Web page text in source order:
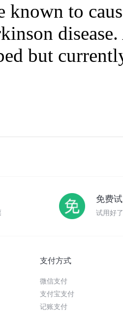
known to
but
免费
试用好
支付方式
微信支付
支付宝支付
记账支付